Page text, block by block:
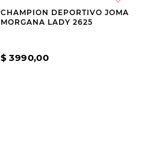
CHAMPION DEPORTIVO JOMA
MORGANA LADY 2625
$ 3990,00